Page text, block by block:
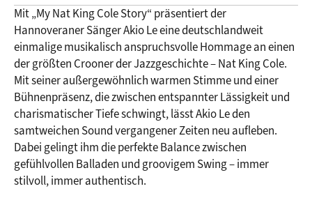
Mit „My Nat King Cole Story“ präsentiert der
Hannoveraner Sänger Akio Le eine deutschlandweit
einmalige musikalisch anspruchsvolle Hommage an einen
der größten Crooner der Jazzgeschichte – Nat King Cole.
Mit seiner außergewöhnlich warmen Stimme und einer
Bühnenpräsenz, die zwischen entspannter Lässigkeit und
charismatischer Tiefe schwingt, lässt Akio Le den
samtweichen Sound vergangener Zeiten neu aufleben.
Dabei gelingt ihm die perfekte Balance zwischen
gefühlvollen Balladen und groovigem Swing – immer
stilvoll, immer authentisch.